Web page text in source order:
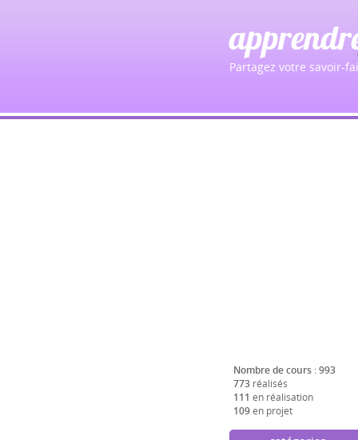
Partagez votre savoir-
Nombre de cours : 993
773 réalisés
111 en réalisation
109en projet